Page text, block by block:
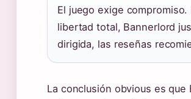
El juego exige
libertad total, Bannerlord
dirigida, las reseñas
La conclusión obvious es